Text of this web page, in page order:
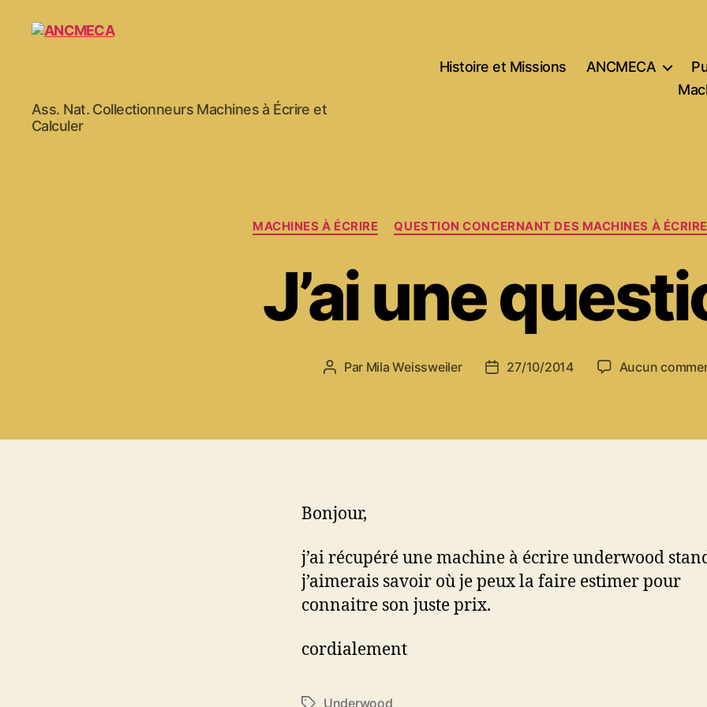
ANCMECA
Ass. Nat. Collectionneurs Machines à Écrire et
Calculer
Histoire et Missions ANCMECA
Catégories
MACHINES À ÉCRIRE QUESTION CONCERNANT DES MACHINES À ÉCRIRE
J’ai une
Auteur
Par Mila Weissweiler
Date27/10/2014 Aucun
Bonjour,
j’ai récupéré une machine à écrire underwood
j’aimerais savoir où je peux la faire estimer pour
connaitre son juste prix.
cordialement
Underwood